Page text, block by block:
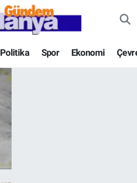
Politika Spor Ekonomi